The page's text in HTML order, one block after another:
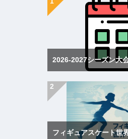
2026-2027シーズン大
フィギュアスケート世